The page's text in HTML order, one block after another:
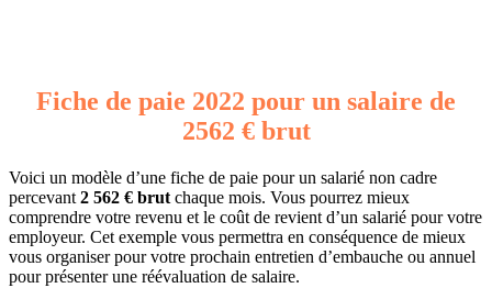
Fiche de paie 2022 pour un salaire de
2562 € brut
Voici un modèle d’une fiche de paie pour un salarié non cadre
percevant 2 562 € brut chaque mois. Vous pourrez mieux
comprendre votre revenu et le coût de revient d’un salarié pour votre
employeur. Cet exemple vous permettra en conséquence de mieux
vous organiser pour votre prochain entretien d’embauche ou annuel
pour présenter une réévaluation de salaire.